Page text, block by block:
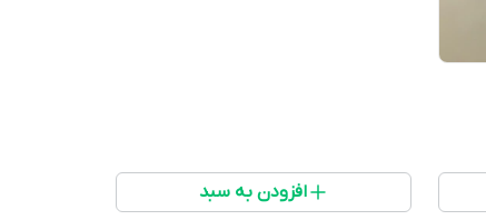
افزودن به سبد